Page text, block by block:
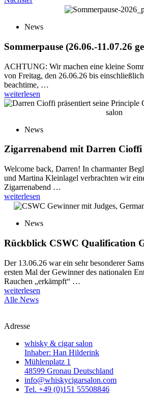
News
Sommerpause (26.06.-11.07.26
ACHTUNG: Wir machen eine kleine
von Freitag, den 26.06.26 bis
beachtime, …
weiterlesen
News
Zigarrenabend mit Darren
Welcome back, Darren! In charmanter
und Martina Kleinlagel verbrachten wir
Zigarrenabend …
weiterlesen
News
Rückblick CSWC Qualification
Der 13.06.26 war ein sehr besonderer
ersten Mal der Gewinner des nationalen
Rauchen „erkämpft“ …
weiterlesen
Alle News
Adresse
whisky & cigar salon
Inhaber: Han Hilderink
Mühlenplatz 1
48599 Gronau Deutschland
info@whiskycigarsalon.com
Tel. +49 (0)151 55508846